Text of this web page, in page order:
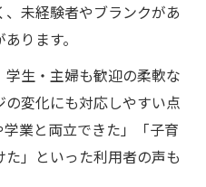
未経験者やブランクがあ
ります。
生・主婦も歓迎の柔軟な
変化にも対応しやすい点
業と両立できた」「子育
」といった利用者の声も